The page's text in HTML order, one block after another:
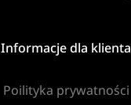
Informacje dla klienta
Poilityka prywatności